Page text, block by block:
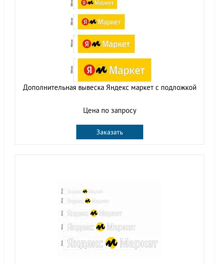
Дополнительная вывеска Яндекс маркет с подложкой
Цена по запросу
Заказать